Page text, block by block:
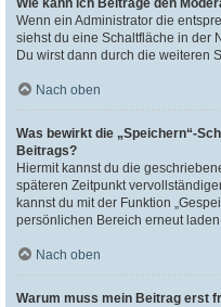
Wie kann ich Beiträge den
Wenn ein Administrator die
siehst du eine Schaltfläche in der
Du wirst dann durch die weiteren
Nach oben
Was bewirkt die „Speichern“-
Beitrags?
Hiermit kannst du die
späteren Zeitpunkt
kannst du mit der Funktion
persönlichen Bereich erneut
Nach oben
Warum muss mein Beitrag erst